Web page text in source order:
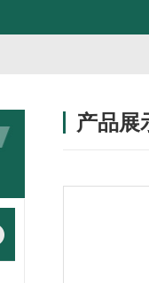
产品展